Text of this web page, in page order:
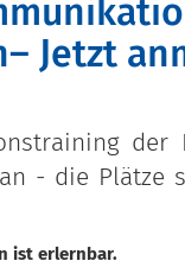
Jetzt
der
- die Plätze
ist erlernbar.